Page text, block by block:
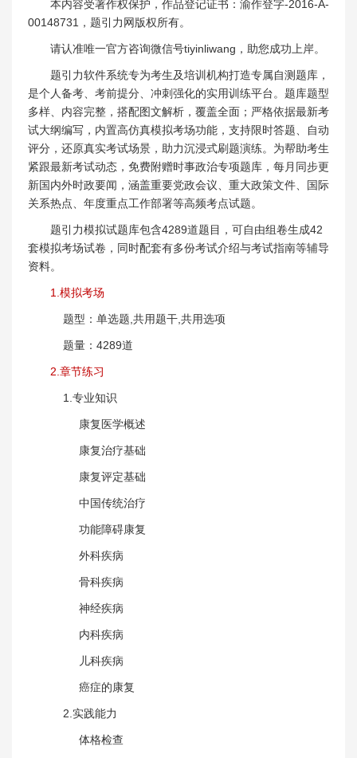
本内容受著作权保护，作品登记证书：渝作登字-2016-A-
00148731，题引力网版权所有。
请认准唯一官方咨询微信号tiyinliwang，助您成功上岸。
题引力软件系统专为考生及培训机构打造专属自测题库，
是个人备考、考前提分、冲刺强化的实用训练平台。题库题型
多样、内容完整，搭配图文解析，覆盖全面；严格依据最新考
试大纲编写，内置高仿真模拟考场功能，支持限时答题、自动
评分，还原真实考试场景，助力沉浸式刷题演练。为帮助考生
紧跟最新考试动态，免费附赠时事政治专项题库，每月同步更
新国内外时政要闻，涵盖重要党政会议、重大政策文件、国际
关系热点、年度重点工作部署等高频考点试题。
题引力模拟试题库包含4289道题目，可自由组卷生成42
套模拟考场试卷，同时配套有多份考试介绍与考试指南等辅导
资料。
1.模拟考场
题型：单选题,共用题干,共用选项
题量：4289道
2.章节练习
1.专业知识
康复医学概述
康复治疗基础
康复评定基础
中国传统治疗
功能障碍康复
外科疾病
骨科疾病
神经疾病
内科疾病
儿科疾病
癌症的康复
2.实践能力
体格检查